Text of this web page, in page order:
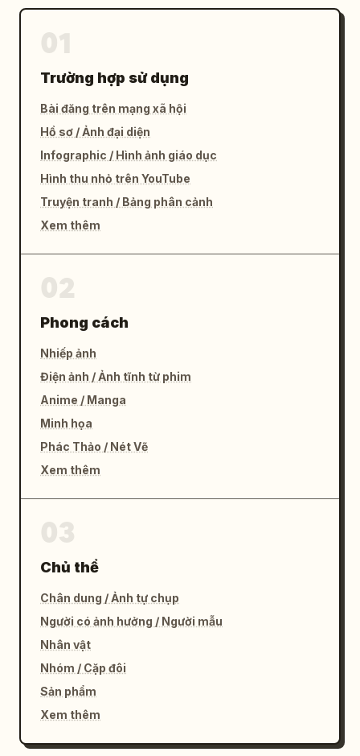
Trường hợp sử dụng
Bài đăng trên mạng xã hội
Hồ sơ / Ảnh đại diện
Infographic / Hình ảnh giáo dục
Hình thu nhỏ trên YouTube
Truyện tranh / Bảng phân cảnh
Xem thêm
Phong cách
Nhiếp ảnh
Điện ảnh / Ảnh tĩnh từ phim
Anime / Manga
Minh họa
Phác Thảo / Nét Vẽ
Xem thêm
Chủ thể
Chân dung / Ảnh tự chụp
Người có ảnh hưởng / Người mẫu
Nhân vật
Nhóm / Cặp đôi
Sản phẩm
Xem thêm